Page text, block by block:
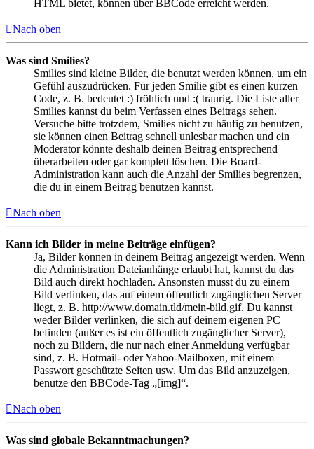
HTML bietet, können über BBCode erreicht werden.
Nach oben
Was sind Smilies?
Smilies sind kleine Bilder, die benutzt werden können, um ein
Gefühl auszudrücken. Für jeden Smilie gibt es einen kurzen
Code, z. B. bedeutet :) fröhlich und :( traurig. Die Liste aller
Smilies kannst du beim Verfassen eines Beitrags sehen.
Versuche bitte trotzdem, Smilies nicht zu häufig zu benutzen,
sie können einen Beitrag schnell unlesbar machen und ein
Moderator könnte deshalb deinen Beitrag entsprechend
überarbeiten oder gar komplett löschen. Die Board-
Administration kann auch die Anzahl der Smilies begrenzen,
die du in einem Beitrag benutzen kannst.
Nach oben
Kann ich Bilder in meine Beiträge einfügen?
Ja, Bilder können in deinem Beitrag angezeigt werden. Wenn
die Administration Dateianhänge erlaubt hat, kannst du das
Bild auch direkt hochladen. Ansonsten musst du zu einem
Bild verlinken, das auf einem öffentlich zugänglichen Server
liegt, z. B. http://www.domain.tld/mein-bild.gif. Du kannst
weder Bilder verlinken, die sich auf deinem eigenen PC
befinden (außer es ist ein öffentlich zugänglicher Server),
noch zu Bildern, die nur nach einer Anmeldung verfügbar
sind, z. B. Hotmail- oder Yahoo-Mailboxen, mit einem
Passwort geschützte Seiten usw. Um das Bild anzuzeigen,
benutze den BBCode-Tag „[img]“.
Nach oben
Was sind globale Bekanntmachungen?